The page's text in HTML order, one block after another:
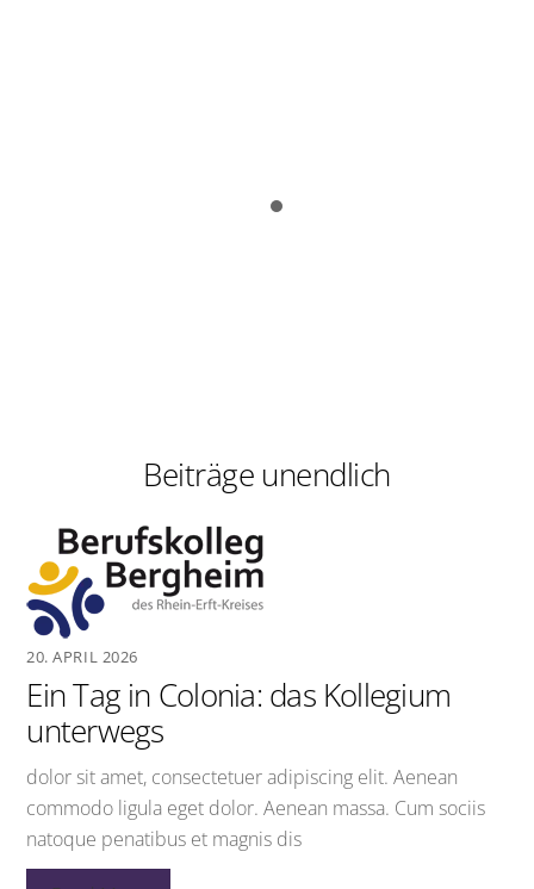
Beiträge unendlich
20. APRIL 2026
Ein Tag in Colonia: das Kollegium
unterwegs
dolor sit amet, consectetuer adipiscing elit. Aenean
commodo ligula eget dolor. Aenean massa. Cum sociis
natoque penatibus et magnis dis